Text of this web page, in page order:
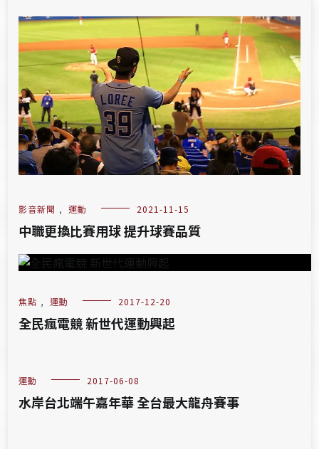
影音新聞 , 運動 2021-11-15
中職更換比賽用球 提升球賽品質
焦點 , 運動 2017-12-20
全民瘋電競 新世代運動興起
運動 2017-06-08
水岸台北端午嘉年華 全台最大龍舟賽事